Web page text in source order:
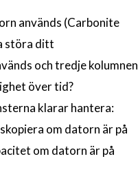
används (Carbonite
störa ditt
och tredje kolumnen
över tid?
klarar hantera:
om datorn är på
om datorn är på